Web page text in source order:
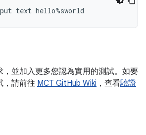
，並加入更多您認為實用的測試。如要
，請前往 MCT GitHub Wiki ，查看驗證